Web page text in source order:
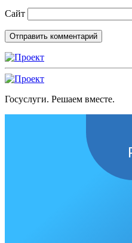
Сайт
Госуслуги. Решаем вместе.